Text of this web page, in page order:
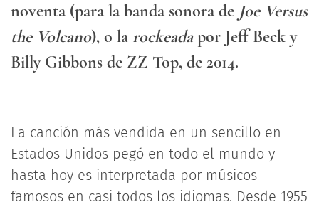
noventa (para la banda sonora de Joe Versus
the Volcano), o la rockeadapor Jeff Beck y
Billy Gibbons de ZZ Top, de 2014.
La canción más vendida en un sencillo en
Estados Unidos pegó en todo el mundo y
hasta hoy es interpretada por músicos
famosos en casi todos los idiomas. Desde 1955